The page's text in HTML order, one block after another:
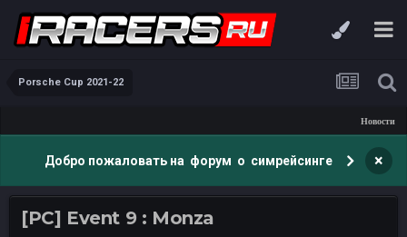
Porsche Cup 2021-22
Новости
Добро пожаловать на форум о симрейсинге ×
[PC] Event 9 : Monza